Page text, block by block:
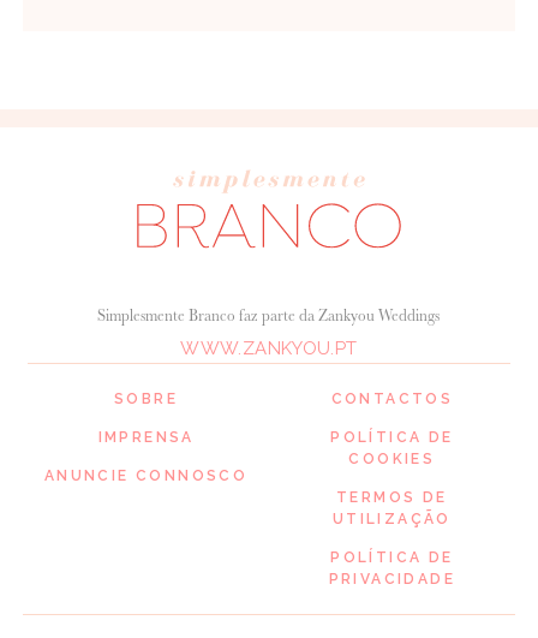
SOBRE
IMPRENSA
ANUNCIE CONNOSCO
Simplesmente Branco faz parte da Zankyou Weddings
WWW.ZANKYOU.PT
CONTACTOS
POLÍTICA DE
COOKIES
TERMOS DE
UTILIZAÇÃO
POLÍTICA DE
PRIVACIDADE